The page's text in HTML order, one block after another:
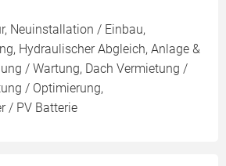
Neuinstallation / Einbau,
Hydraulischer Abgleich, Anlage &
/ Wartung, Dach Vermietung /
/ Optimierung,
/ PV Batterie